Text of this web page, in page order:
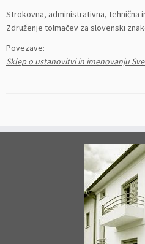
Strokovna, administrativna, tehnična
Združenje tolmačev za slovenski
Povezave:
Sklep o ustanovitvi in imenovanju